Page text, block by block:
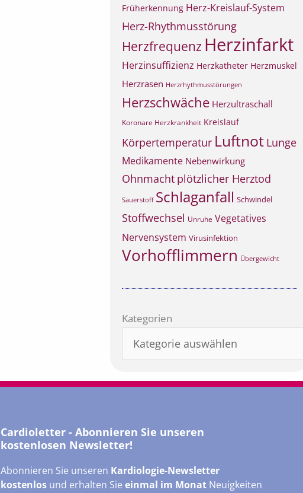
Früherkennung Herz-Kreislauf-System
Herz-Rhythmusstörung
Herzfrequenz Herzinfarkt
Herzinsuffizienz Herzkatheter Herzmuskel
Herzrasen Herzrhythmusstörungen
Herzschwäche Herzultraschall
Koronare Herzkrankheit Kreislauf
Körpertemperatur Luftnot Lunge
Medikamente Nebenwirkung
Ohnmacht plötzlicher Herztod
Sauerstoff Schlaganfall Schwindel
Stoffwechsel Unruhe Vegetatives
Nervensystem Virusinfektion
Vorhofflimmern Übergewicht
Kategorien
Kategorien
Cardioletter - Abonnieren Sie unseren
kostenlosen Newsletter!
Abonnieren Sie unseren Kardiologie-Newsletter
kostenlos und erhalten Sieeinmal im Monat Neuigkeiten